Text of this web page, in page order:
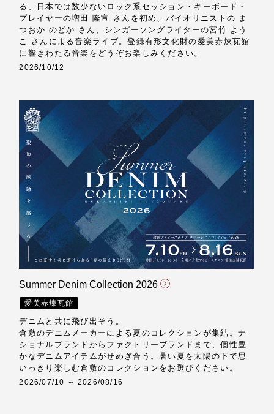
る、日本では数少ないロック系セッション・キーボード・
プレイヤーの増田 隆宣 さんを初め、バイオリニストの ま
つおか のどか さん、シンガーソングライターの宮竹 よう
こ さんによる音楽ライブ。登録有形文化財の愛美赤煉瓦館
に響きわたる音楽をどうぞお楽しみください。
2026/10/12
Summer Denim Collection 2026
愛美赤煉瓦館
デニムと共に飛び出そう。
倉敷のデニムメーカーによる夏のコレクションが集結。ナ
ショナルブランドからファクトリーブランドまで、個性豊
かなデニムアイテムがせめぎ合う。暑い夏を太陽の下で思
いっきり楽しむ倉敷のコレクションをお選びください。
2026/07/10 ～ 2026/08/16